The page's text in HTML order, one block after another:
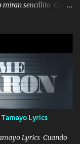
sencillito Con
ya van sonando
y la mente y
es como empezamos
y bajas La carreta
cosas Y
corta Hay que
nada es...
Lyrics
Lyrics Cuando